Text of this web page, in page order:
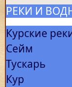
РЕКИ И
Курские
Сейм
Тускарь
Кур